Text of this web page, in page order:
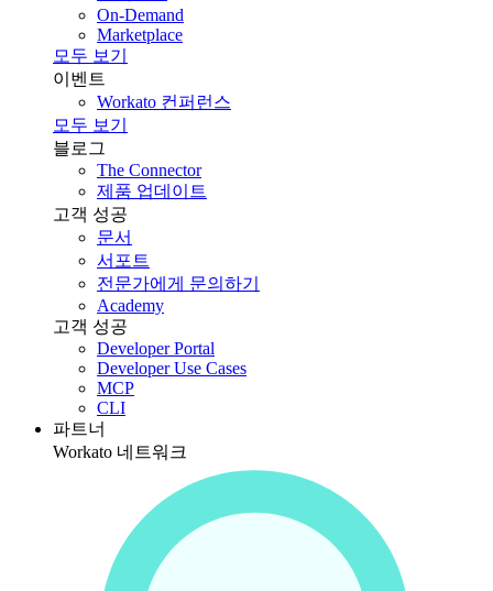
On-Demand
Marketplace
모두 보기
이벤트
Workato 컨퍼런스
모두 보기
블로그
The Connector
제품 업데이트
고객 성공
문서
서포트
전문가에게 문의하기
Academy
고객 성공
Developer Portal
Developer Use Cases
MCP
CLI
파트너
Workato 네트워크